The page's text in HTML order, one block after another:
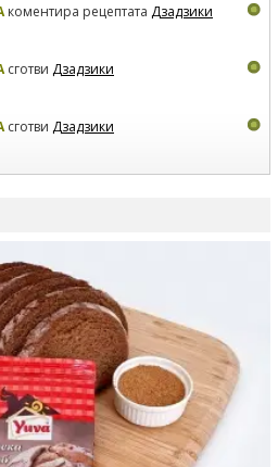
коментира рецептата Дзадзики
сготви Дзадзики
сготви Дзадзики